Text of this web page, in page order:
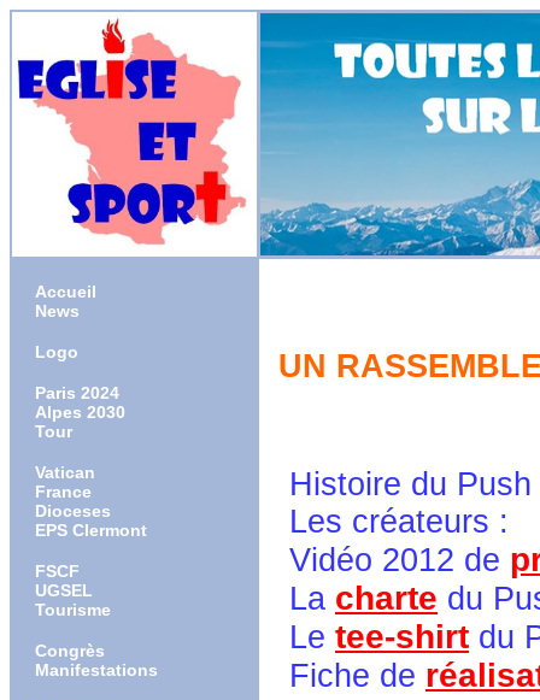
Accueil
News
Logo
Paris 2024
Alpes 2030
Tour
Vatican
France
Dioceses
EPS Clermont
FSCF
UGSEL
Tourisme
Congrès
Manifestations
UN
Histoire du
Les créateurs :
Vidéo 2012 de
La charte du
Le tee-shirt du
Fiche de